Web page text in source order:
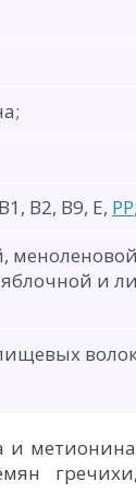
В2, В9, Е, PP;
и
и